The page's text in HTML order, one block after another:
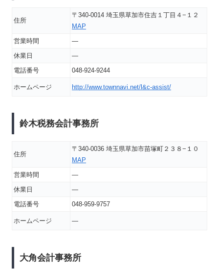
住所
〒340-0014 埼玉県草加市住吉１丁目４−１２
MAP
営業時間
―
休業日
―
電話番号
048-924-9244
ホームページ http://www.townnavi.net/l&c-assist/
鈴木税務会計事務所
住所
〒340-0036 埼玉県草加市苗塚町２３８−１０
MAP
営業時間
―
休業日
―
電話番号
048-959-9757
ホームページ ―
大角会計事務所